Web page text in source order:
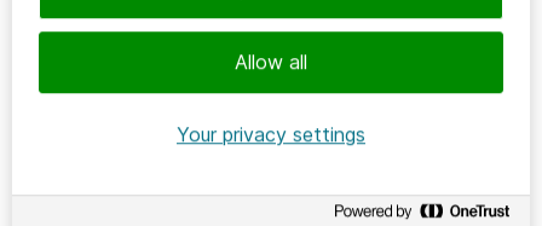
bästa användarupplevelsen.
Ateas konsulter hjälper gärna till och berättar vad som
Allow all
Your privacy settings